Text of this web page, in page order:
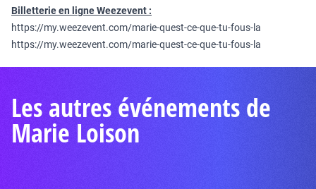
Billetterie en ligne Weezevent :
https://my.weezevent.com/marie-quest-ce-que-tu-fous-la
https://my.weezevent.com/marie-quest-ce-que-tu-fous-la
Les autres événements de
Marie Loison